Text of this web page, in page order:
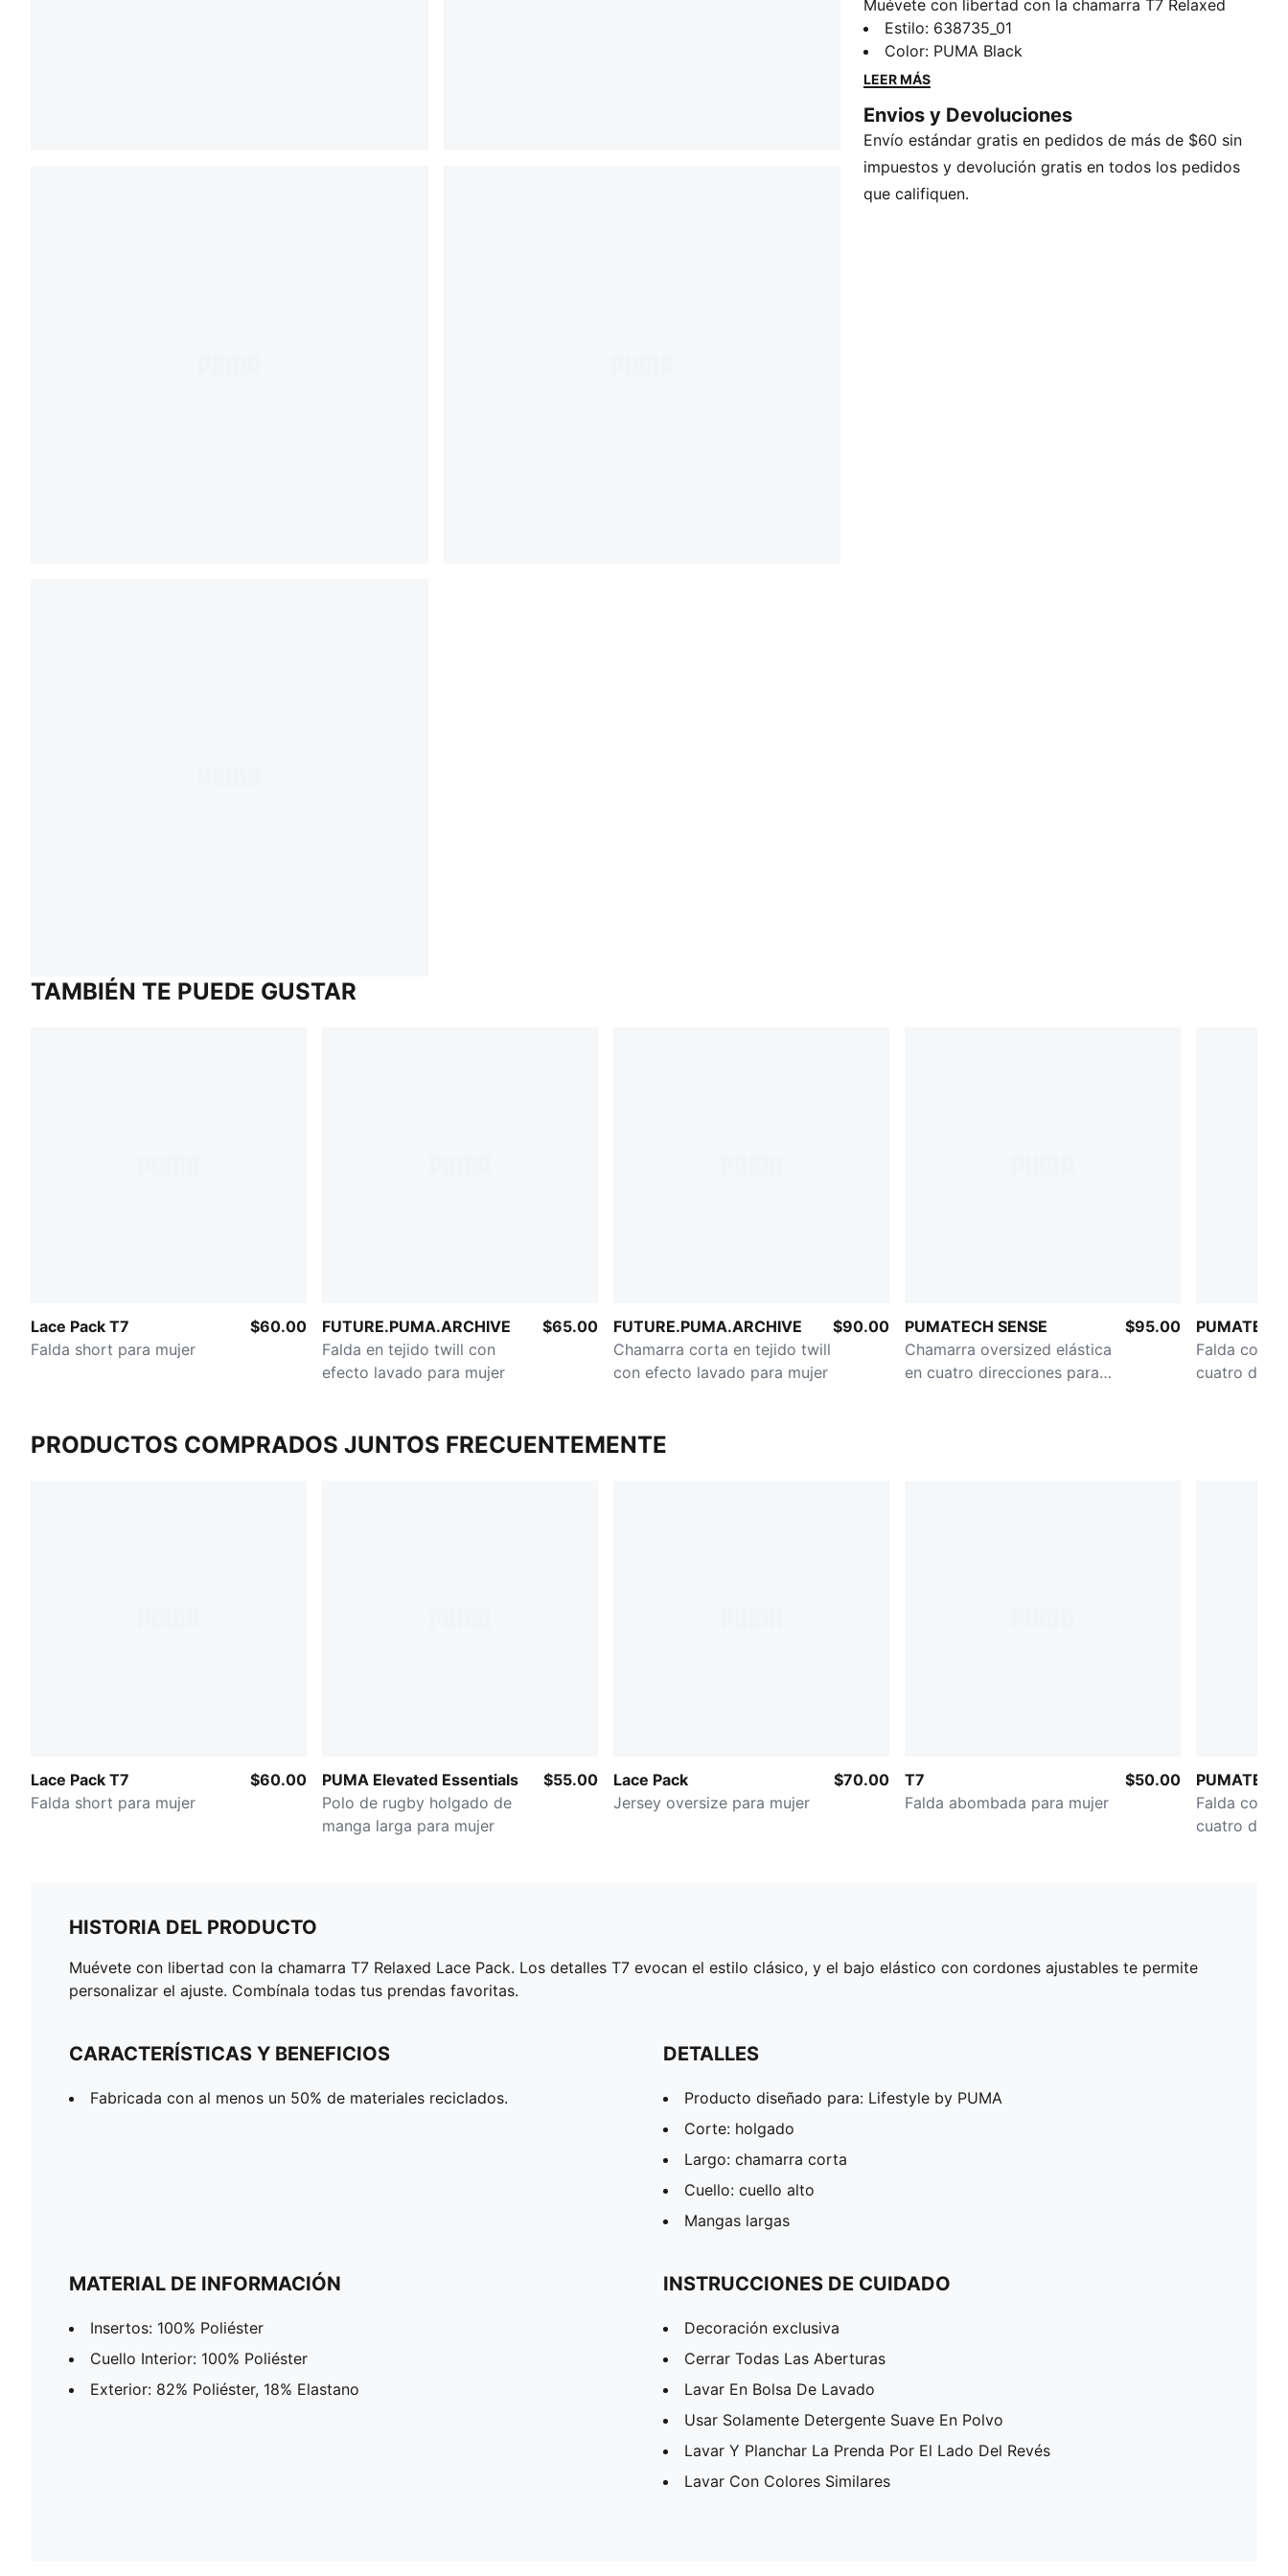
Muévete con libertad con la chamarra T7 Relaxed
Lace Pack. Los detalles T7 evocan el estilo clásico, y
el bajo elástico con cordones ajustables te permite
personalizar el ajuste. Combínala todas tus prendas
CARACTERÍSTICAS Y BENEFICIOS
Fabricada con al menos un 50% de materiales
reciclados.
DETALLES
Estilo: 638735_01
Color: PUMA Black
LEER MÁS
Envios y Devoluciones
Envío estándar gratis en pedidos de más de $60 sin
impuestos y devolución gratis en todos los pedidos
que califiquen.
TAMBIÉN TE PUEDE GUSTAR
Lace Pack T7
Falda short para mujer
$60.00
FUTURE.PUMA.ARCHIVE
Falda en tejido twill con
efecto lavado para mujer
$65.00
FUTURE.PUMA.ARCHIVE
Chamarra corta en tejido twill
con efecto lavado para mujer
$90.00
PUMATECH SENSE
Chamarra oversized elástica
en cuatro direcciones para
$95.00
PUMATECH
Falda con
cuatro
PRODUCTOS COMPRADOS JUNTOS FRECUENTEMENTE
Lace Pack T7
Falda short para mujer
$60.00
PUMA Elevated Essentials
Polo de rugby holgado de
manga larga para mujer
$55.00
Lace Pack
Jersey oversize para mujer
$70.00
T7
Falda abombada para mujer
$50.00
PUMATECH
Falda con
cuatro
HISTORIA DEL PRODUCTO
Muévete con libertad con la chamarra T7 Relaxed Lace Pack. Los detalles T7 evocan el estilo clásico, y el bajo elástico con cordones ajustables te permite
personalizar el ajuste. Combínala todas tus prendas favoritas.
CARACTERÍSTICAS Y BENEFICIOS
Fabricada con al menos un 50% de materiales reciclados.
DETALLES
Producto diseñado para: Lifestyle by PUMA
Corte: holgado
Largo: chamarra corta
Cuello: cuello alto
Mangas largas
MATERIAL DE INFORMACIÓN
Insertos: 100% Poliéster
Cuello Interior: 100% Poliéster
Exterior: 82% Poliéster, 18% Elastano
INSTRUCCIONES DE CUIDADO
Decoración exclusiva
Cerrar Todas Las Aberturas
Lavar En Bolsa De Lavado
Usar Solamente Detergente Suave En Polvo
Lavar Y Planchar La Prenda Por El Lado Del Revés
Lavar Con Colores Similares